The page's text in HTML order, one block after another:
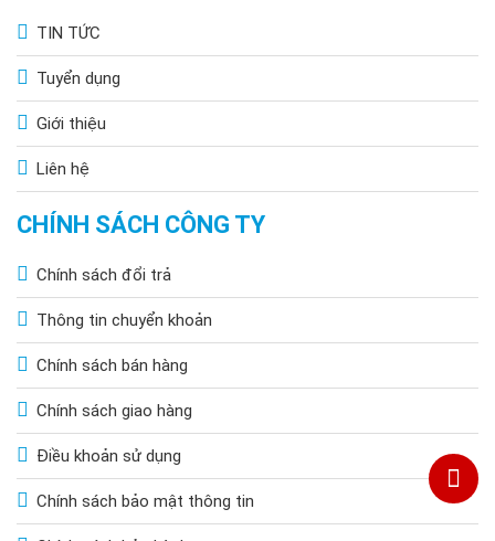
TIN TỨC
Tuyển dụng
Giới thiệu
Liên hệ
CHÍNH SÁCH CÔNG TY
Chính sách đổi trả
Thông tin chuyển khoản
Chính sách bán hàng
Chính sách giao hàng
Điều khoản sử dụng
Chính sách bảo mật thông tin